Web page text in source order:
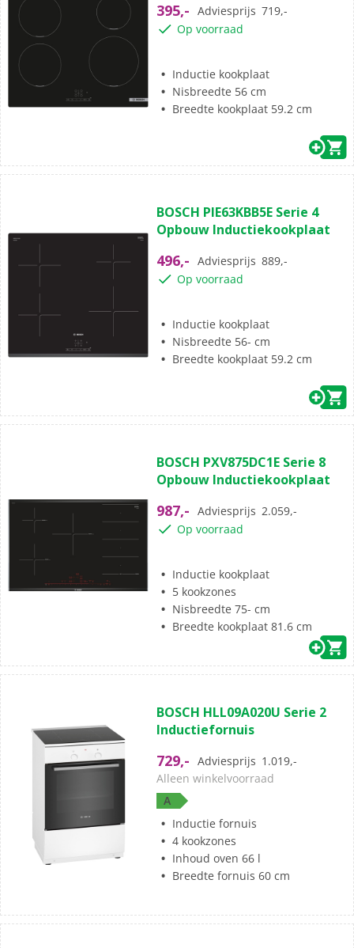
sterren.
5
395,- Adviesprijs 719,-
Op voorraad
Inductie kookplaat
Nisbreedte 56 cm
Breedte kookplaat 59.2 cm
van
de
sterren.
8
BOSCH PIE63KBB5E Serie 4
Opbouw Inductiekookplaat
496,- Adviesprijs 889,-
Op voorraad
Inductie kookplaat
Nisbreedte 56- cm
Breedte kookplaat 59.2 cm
van
de
sterren.
98
BOSCH PXV875DC1E Serie 8
Opbouw Inductiekookplaat
987,- Adviesprijs 2.059,-
Op voorraad
Inductie kookplaat
5 kookzones
Nisbreedte 75- cm
Breedte kookplaat 81.6 cm
van
de
sterren.
1
beoordeling
BOSCH HLL09A020U Serie 2
Inductiefornuis
729,- Adviesprijs 1.019,-
Alleen winkelvoorraad
A
Inductie fornuis
4 kookzones
Inhoud oven 66 l
Breedte fornuis 60 cm